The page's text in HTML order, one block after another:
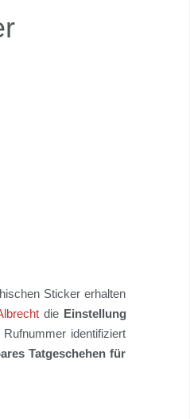
Sticker erhalten
die Einstellung
identifiziert
Tatgeschehen für